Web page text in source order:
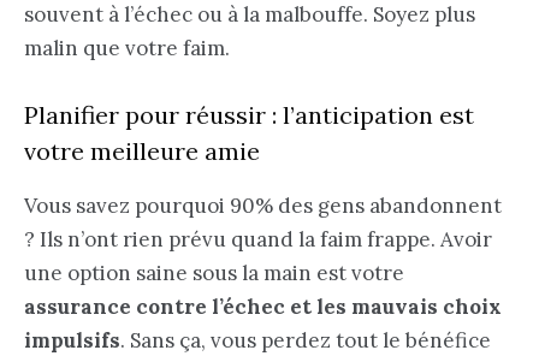
souvent à l’échec ou à la malbouffe. Soyez plus
malin que votre faim.
Planifier pour réussir : l’anticipation est
votre meilleure amie
Vous savez pourquoi 90% des gens abandonnent
? Ils n’ont rien prévu quand la faim frappe. Avoir
une option saine sous la main est votre
assurance contre l’échec et les mauvais choix
impulsifs. Sans ça, vous perdez tout le bénéfice